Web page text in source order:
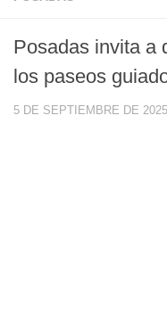
Posadas invita a
los paseos
5 DE SEPTIEMBRE DE 2025